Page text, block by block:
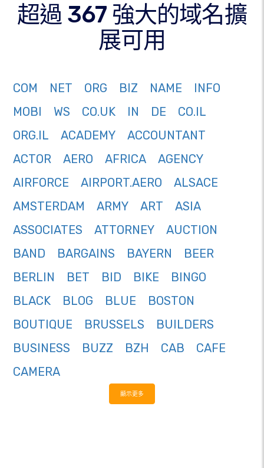
超過 367 強大的域名擴
展可用
COM NET ORG BIZ NAME
INFO
MOBI
WS CO.UK IN DE
CO.IL
ORG.IL
ACADEMY
ACCOUNTANT
ACTOR
AERO AFRICA
AGENCY
AIRFORCE
AIRPORT.AERO
ALSACE
AMSTERDAM
ARMY ART
ASIA
ASSOCIATES
ATTORNEY
AUCTION
BAND
BARGAINS BAYERN
BEER
BERLIN
BET BID BIKE
BINGO
BLACK
BLOG BLUE
BOSTON
BOUTIQUE
BRUSSELS
BUILDERS
BUSINESS
BUZZ BZH CAB
CAFE
CAMERA
顯示更多